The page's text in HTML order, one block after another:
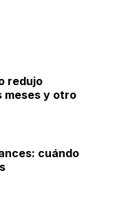
redujo
meses y otro
cuándo